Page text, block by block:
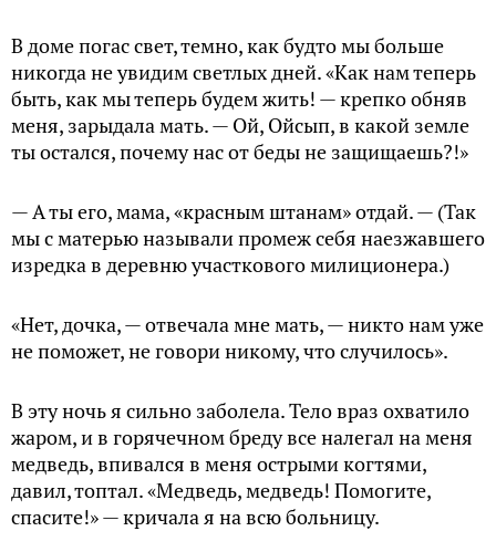
В доме погас свет, темно, как будто мы больше
никогда не увидим светлых дней. «Как нам теперь
быть, как мы теперь будем жить! — крепко обняв
меня, зaрыдала мать. — Ой, Ойсып, в какой земле
ты остался, почему нас от беды не защищаешь?!»
— А ты его, мама, «красным штанам» отдай. — (Так
мы с матерью называли промеж себя наезжавшего
изредка в деревню участкового милиционера.)
«Нет, дочка, — отвечала мне мать, — никто нам уже
не поможет, не говори никому, что случилось».
В эту ночь я сильно заболела. Тело враз охватило
жаром, и в горячечном бреду все налегал на меня
медведь, впивался в меня острыми когтями,
давил, топтал. «Медведь, медведь! Помогите,
спасите!» — кричала я на всю больницу.